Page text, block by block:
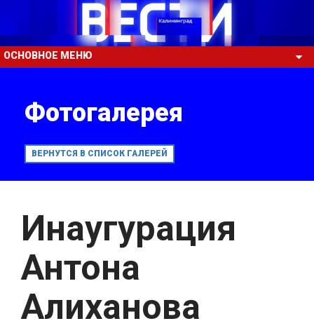
ОСНОВНОЕ МЕНЮ
Фотогалерея
ВЕРНУТСЯ В СПИСОК ГАЛЕРЕЙ
Инаугурация
Антона
Алиханова